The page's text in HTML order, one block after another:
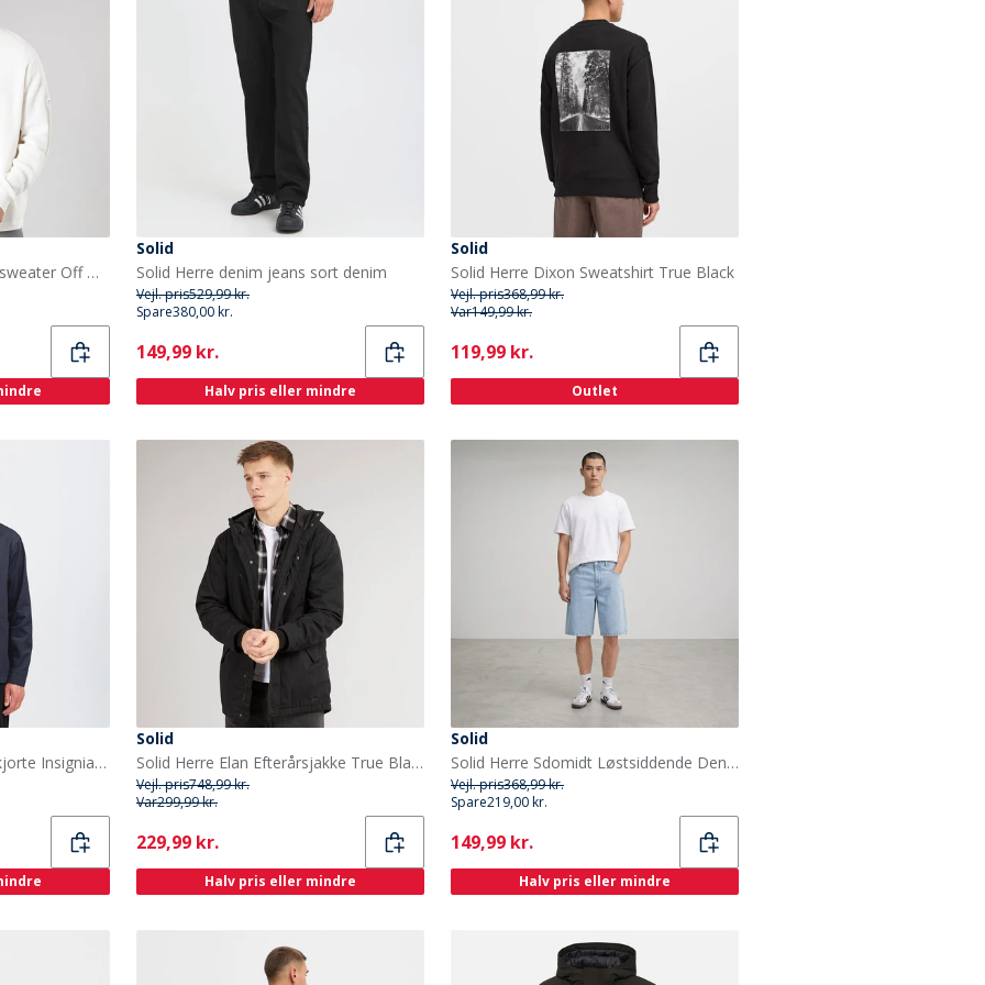
Solid Herre strik pullover sweater Off White
Solid
Solid Herre denim jeans sort denim
Vejl. pris529,99 kr.
Spare380,00 kr.
Current
149,99 kr.
Halv pris eller mindre
Solid
Solid Herre Dixon Sweatshirt True Black
Vejl. pris368,99 kr.
Var149,99 kr.
Current
119,99 kr.
Outlet
Solid Herre Ossie Over skjorte Insignia Blue
Solid
Solid Herre Elan Efterårsjakke True Black
Vejl. pris748,99 kr.
Var299,99 kr.
Current
229,99 kr.
Halv pris eller mindre
Solid
Solid Herre Sdomidt Løstsiddende Denim Shorts Light Blue Denim
Vejl. pris368,99 kr.
Spare219,00 kr.
Current
149,99 kr.
Halv pris eller mindre